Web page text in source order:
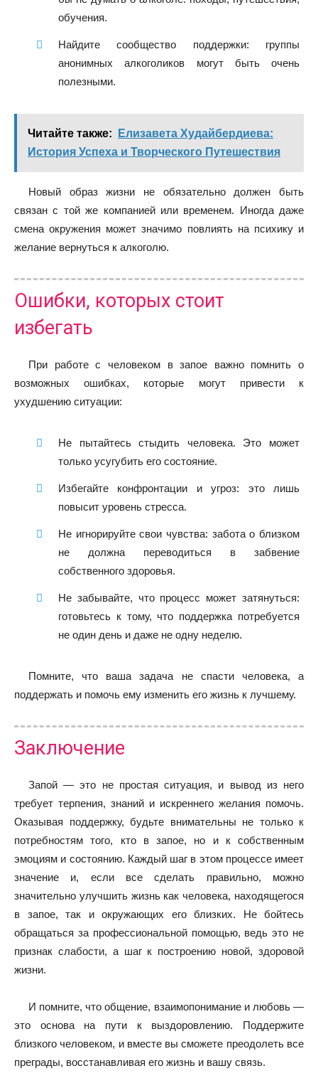
обучения.
Найдите сообщество поддержки: группы
анонимных алкоголиков могут быть очень
полезными.
Читайте также:
Елизавета Худайбердиева:
История Успеха и Творческого Путешествия
Новый образ жизни не обязательно должен быть
связан с той же компанией или временем. Иногда даже
смена окружения может значимо повлиять на психику и
желание вернуться к алкоголю.
Ошибки, которых стоит
избегать
При работе с человеком в запое важно помнить о
возможных ошибках, которые могут привести к
ухудшению ситуации:
Не пытайтесь стыдить человека. Это может
только усугубить его состояние.
Избегайте конфронтации и угроз: это лишь
повысит уровень стресса.
Не игнорируйте свои чувства: забота о близком
не должна переводиться в забвение
собственного здоровья.
Не забывайте, что процесс может затянуться:
готовьтесь к тому, что поддержка потребуется
не один день и даже не одну неделю.
Помните, что ваша задача не спасти человека, а
поддержать и помочь ему изменить его жизнь к лучшему.
Заключение
Запой — это не простая ситуация, и вывод из него
требует терпения, знаний и искреннего желания помочь.
Оказывая поддержку, будьте внимательны не только к
потребностям того, кто в запое, но и к собственным
эмоциям и состоянию. Каждый шаг в этом процессе имеет
значение и, если все сделать правильно, можно
значительно улучшить жизнь как человека, находящегося
в запое, так и окружающих его близких. Не бойтесь
обращаться за профессиональной помощью, ведь это не
признак слабости, а шаг к построению новой, здоровой
жизни.
И помните, что общение, взаимопонимание и любовь —
это основа на пути к выздоровлению. Поддержите
близкого человеком, и вместе вы сможете преодолеть все
преграды, восстанавливая его жизнь и вашу связь.